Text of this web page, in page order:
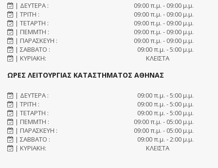
| ΔΕΥΤΕΡΑ :
09:00 π.μ. - 09:00 μ.μ.
| ΤΡΙΤΗ :
09:00 π.μ. - 09:00 μ.μ.
| ΤΕΤΑΡΤΗ :
09:00 π.μ. - 09:00 μ.μ.
| ΠΕΜΜΤΗ :
09:00 π.μ. - 09:00 μ.μ.
| ΠΑΡΑΣΚΕΥΗ :
09:00 π.μ. - 09:00 μ.μ.
| ΣΑΒΒΑΤΟ :
09:00 π.μ. - 5:00 μ.μ.
| ΚΥΡΙΑΚΗ:
ΚΛΕΙΣΤΑ
ΩΡΕΣ ΛΕΙΤΟΥΡΓΙΑΣ ΚΑΤΑΣΤΗΜΑΤΟΣ ΑΘΗΝΑΣ
| ΔΕΥΤΕΡΑ :
09:00 π.μ. - 5:00 μ.μ.
| ΤΡΙΤΗ :
09:00 π.μ. - 5:00 μ.μ.
| ΤΕΤΑΡΤΗ :
09:00 π.μ. - 5:00 μ.μ.
| ΠΕΜΜΤΗ :
09:00 π.μ. - 05:00 μ.μ.
| ΠΑΡΑΣΚΕΥΗ :
09:00 π.μ. - 05:00 μ.μ.
| ΣΑΒΒΑΤΟ :
09:00 π.μ. - 2:00 μ.μ.
| ΚΥΡΙΑΚΗ:
ΚΛΕΙΣΤΑ